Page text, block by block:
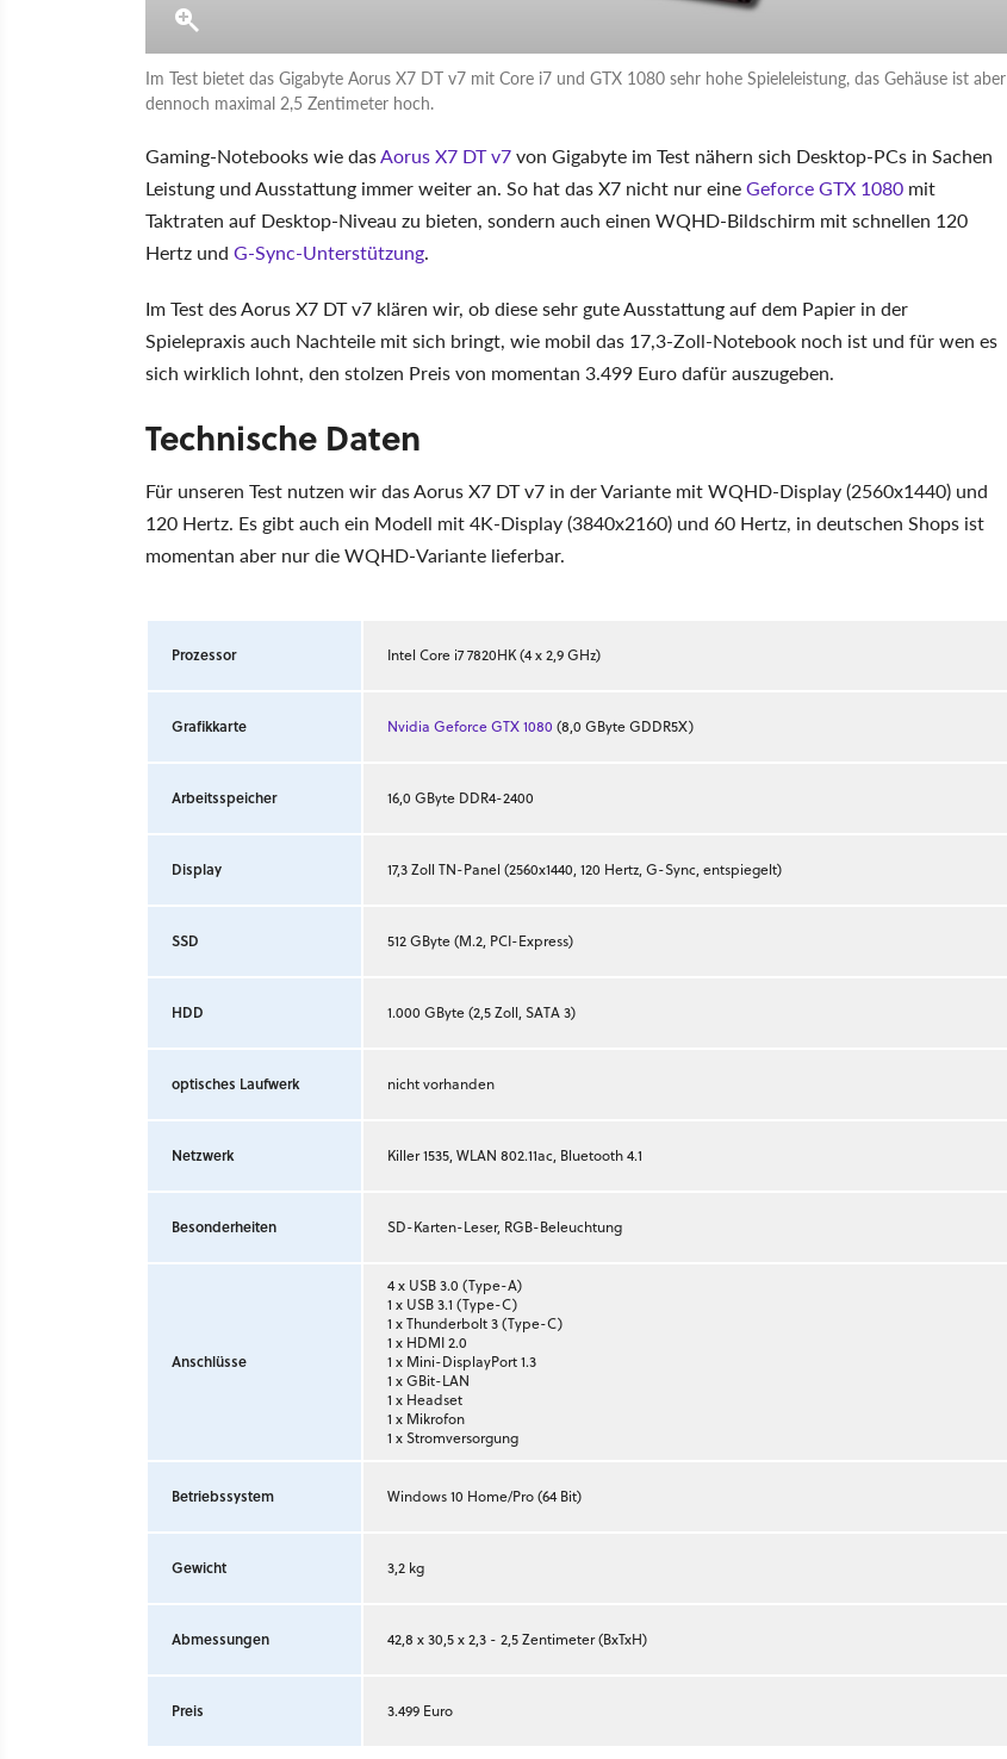
Im Test bietet das Gigabyte Aorus X7 DT v7 mit Core i7 und GTX 1080 sehr hohe Spieleleistung, das Gehäuse ist aber
dennoch maximal 2,5 Zentimeter hoch.
Gaming-Notebooks wie dasAorus X7 DT v7von Gigabyte im Test nähern sich Desktop-PCs in Sachen
Leistung und Ausstattung immer weiter an. So hat das X7 nicht nur eineGeforce GTX 1080 mit
Taktraten auf Desktop-Niveau zu bieten, sondern auch einen WQHD-Bildschirm mit schnellen 120
Hertz und G-Sync-Unterstützung.
Im Test des Aorus X7 DT v7 klären wir, ob diese sehr gute Ausstattung auf dem Papier in der
Spielepraxis auch Nachteile mit sich bringt, wie mobil das 17,3-Zoll-Notebook noch ist und für wen es
sich wirklich lohnt, den stolzen Preis von momentan 3.499 Euro dafür auszugeben.
Technische Daten
Für unseren Test nutzen wir das Aorus X7 DT v7 in der Variante mit WQHD-Display (2560x1440) und
120 Hertz. Es gibt auch ein Modell mit 4K-Display (3840x2160) und 60 Hertz, in deutschen Shops ist
momentan aber nur die WQHD-Variante lieferbar.
Prozessor Intel Core i7 7820HK (4 x 2,9 GHz)
Grafikkarte Nvidia Geforce GTX 1080 (8,0 GByte GDDR5X)
Arbeitsspeicher 16,0 GByte DDR4-2400
Display 17,3 Zoll TN-Panel (2560x1440, 120 Hertz, G-Sync, entspiegelt)
SSD 512 GByte (M.2, PCI-Express)
HDD 1.000 GByte (2,5 Zoll, SATA 3)
optisches Laufwerk nicht vorhanden
Netzwerk Killer 1535, WLAN 802.11ac, Bluetooth 4.1
Besonderheiten SD-Karten-Leser, RGB-Beleuchtung
Anschlüsse
4 x USB 3.0 (Type-A)
1 x USB 3.1 (Type-C)
1 x Thunderbolt 3 (Type-C)
1 x HDMI 2.0
1 x Mini-DisplayPort 1.3
1 x GBit-LAN
1 x Headset
1 x Mikrofon
1 x Stromversorgung
Betriebssystem Windows 10 Home/Pro (64 Bit)
Gewicht 3,2 kg
Abmessungen 42,8 x 30,5 x 2,3 - 2,5 Zentimeter (BxTxH)
Preis 3.499 Euro